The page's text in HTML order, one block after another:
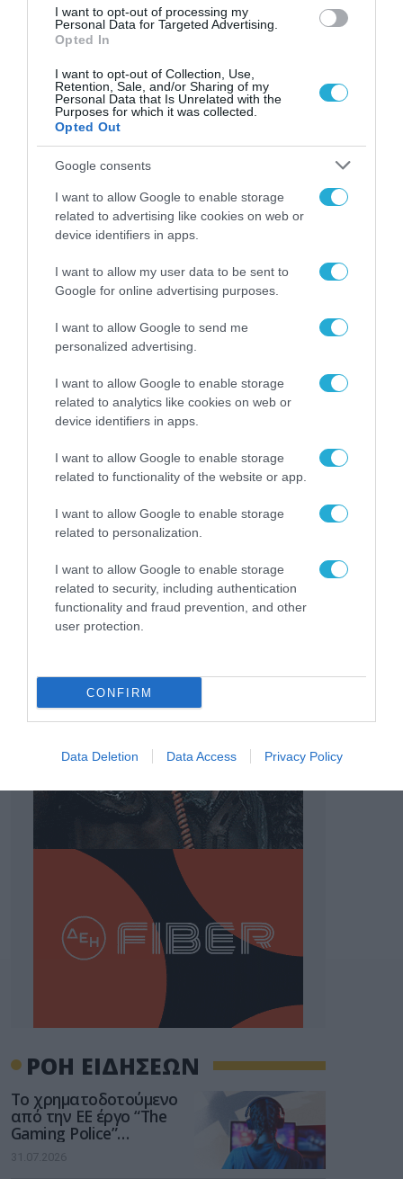
I want to opt-out of processing my
Personal Data for Targeted Advertising.
Opted In
I want to opt-out of Collection, Use,
Retention, Sale, and/or Sharing of my
Personal Data that Is Unrelated with the
Purposes for which it was collected.
Opted Out
Google consents
I want to allow Google to enable storage
related to advertising like cookies on web or
device identifiers in apps.
I want to allow my user data to be sent to
Google for online advertising purposes.
I want to allow Google to send me
personalized advertising.
I want to allow Google to enable storage
related to analytics like cookies on web or
device identifiers in apps.
I want to allow Google to enable storage
related to functionality of the website or app.
I want to allow Google to enable storage
related to personalization.
I want to allow Google to enable storage
related to security, including authentication
functionality and fraud prevention, and other
user protection.
CONFIRM
Data Deletion Data Access Privacy Policy
Η πλήρης έκθεση αναλύει επίσης πέντε
βασικούς περιορισμούς της έρευνας και
παραπέμπει στη σχετική ψυχομετρική
βιβλιογραφία για προσωπικότητα και
reasoning στα LLMs.
Διαβάστε την πλήρη έρευνα
Η πλήρης έρευνα «The AI Candidate» είναι
παρακάτωσύνδεσμο.
Συνοδευτικό blog summary:
interview-the-ai-candidate
ΡΟΗ ΕΙΔΗΣΕΩΝ
Το χρηματοδοτούμενο
από την ΕΕ έργο “The
Gaming Police”
ενισχύει την ασφάλεια
των παιδιών στο
31.07.2026